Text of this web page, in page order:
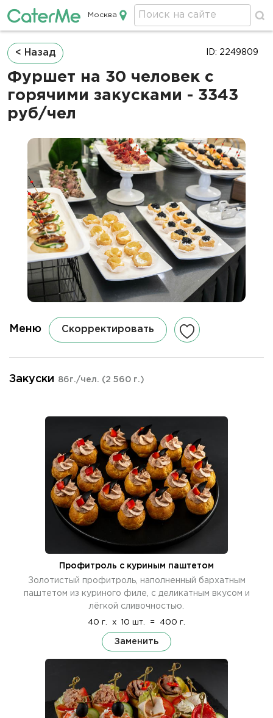
Кейтеринг в Москве
Москва
Строка
навигации
< Назад
Фуршет на 30 человек с
горячими закусками - 3343
руб/чел
ID: 2249809
Меню Скорректировать
Закуски 86г./чел. (2 560 г.)
Профитроль с куриным паштетом
Золотистый профитроль, наполненный бархатным
паштетом из куриного филе, с деликатным вкусом и
лёгкой сливочностью.
40 г. x 10 шт. = 400 г.
Заменить